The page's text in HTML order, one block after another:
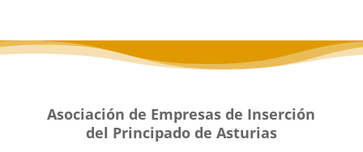
Asociación de Empresas de Inserción
del Principado de Asturias